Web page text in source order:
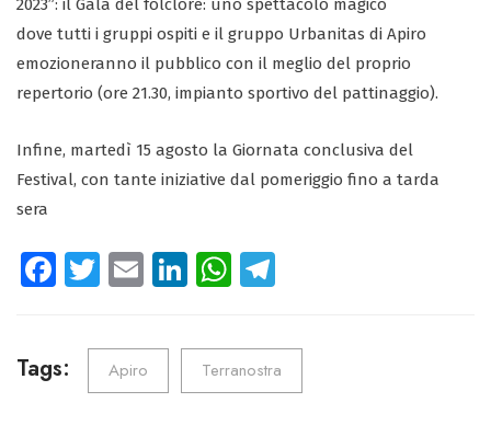
2023”: il Galà del folclore: uno spettacolo magico
dove tutti i gruppi ospiti e il gruppo Urbanitas di Apiro
emozioneranno il pubblico con il meglio del proprio
repertorio (ore 21.30, impianto sportivo del pattinaggio).
Infine, martedì 15 agosto la Giornata conclusiva del
Festival, con tante iniziative dal pomeriggio fino a tarda
sera
Fa
o
ok
T
tt
er
E
ail
Li
e
dI
n
W
ts
A
p
gr
a
m
Tags: Apiro Terranostra